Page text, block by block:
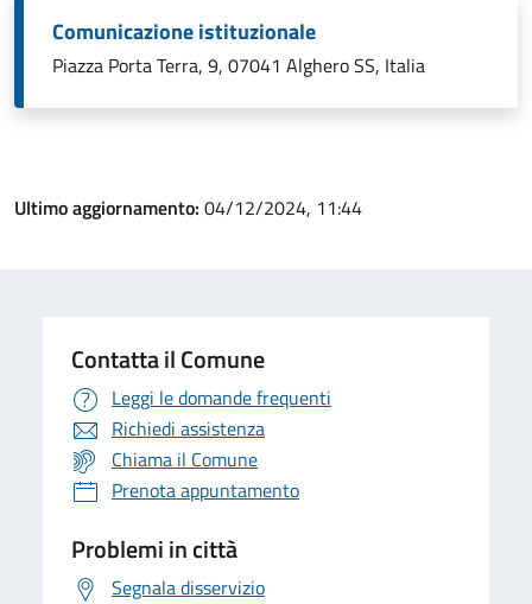
Comunicazione istituzionale
Piazza Porta Terra, 9, 07041 Alghero SS, Italia
Ultimo aggiornamento: 04/12/2024, 11:44
Contatta il Comune
Leggi le domande frequenti
Richiedi assistenza
Chiama il Comune
Prenota appuntamento
Problemi in città
Segnala disservizio